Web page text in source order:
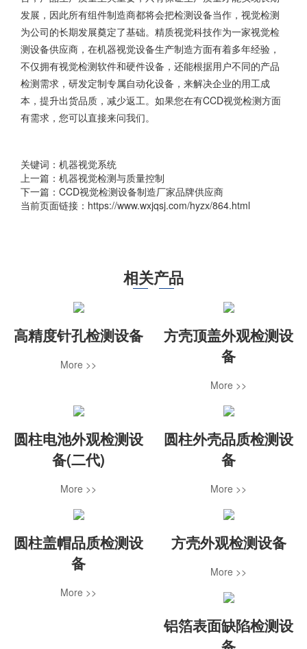
发展，因此所有组件制造商都将会把检测设备当作，视觉检测
为公司的长期发展奠定了基础。精质视觉科技作为一家视觉检
测设备供应商，在机器视觉设备生产制造方面有着多年经验，
不仅拥有视觉检测软件和硬件设备，还能根据用户不同的产品
检测需求，研发定制专属自动化设备，来解决企业的用工成
本，提升出货品质，减少返工。如果您在有CCD视觉检测方面
有需求，您可以直接来问我们。
关键词：机器视觉系统
上一篇： 机器视觉检测与质量控制
下一篇： CCD视觉检测设备制造厂家品牌供应商
当前页面链接：https://www.wxjqsj.com/hyzx/864.html
相关产品
高精度针孔检测设备
More >>
方壳顶盖外观检测设
备
More >>
圆柱电池外观检测设
备(二代)
More >>
圆柱外壳品质检测设
备
More >>
圆柱盖帽品质检测设
备
More >>
方壳外观检测设备
More >>
铝箔表面缺陷检测设